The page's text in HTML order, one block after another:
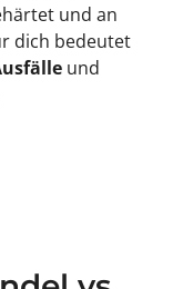
und an
dich bedeutet
und